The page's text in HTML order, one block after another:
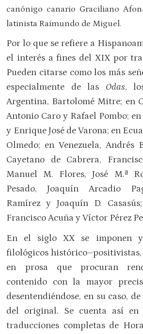
canónigo canario Graciliano
latinista Raimundo de Miguel.
Por lo que se refiere a
el interés a fines del XIX por
Pueden citarse como los más
especialmente de las Odas,
Argentina, Bartolomé Mitre; en
Antonio Caro y Rafael Pombo;
y Enrique José de Varona; en
Olmedo; en Venezuela, Andrés
Cayetano de Cabrera,
Manuel M. Flores, José M.ª
Pesado, Joaquín Arcadio
Ramírez y Joaquín D.
Francisco Acuña y Víctor Pérez
En el siglo XX se imponen
filológicos
en prosa que procuran
contenido con la mayor
desentendiéndose, en su caso,
del original. Se cuenta así en
traducciones completas de